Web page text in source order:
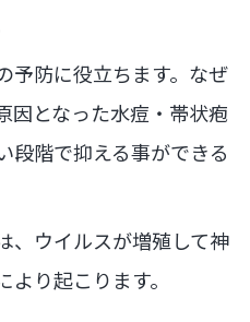
予防に役立ちます。なぜ
因となった水痘・帯状疱
段階で抑える事ができる
、ウイルスが増殖して神
り起こります。